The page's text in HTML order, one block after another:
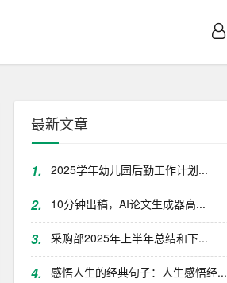
最新文章
1. 2025学年幼儿园后勤工作计划...
2. 10分钟出稿，AI论文生成器高...
3. 采购部2025年上半年总结和下...
4. 感悟人生的经典句子：人生感悟经...